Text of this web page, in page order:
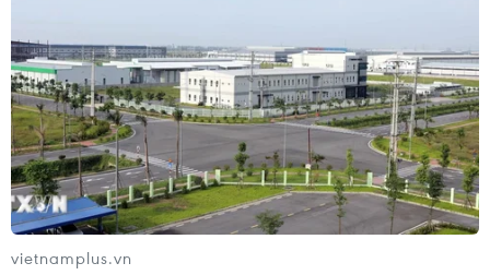
mạch" kinh tế châu Âu
07/08/2026 07:58
Để trái sầu riêng đáp ứng yêu cầu
xuất khẩu bền vững
07/08/2026 07:34
vietnamplus.vn